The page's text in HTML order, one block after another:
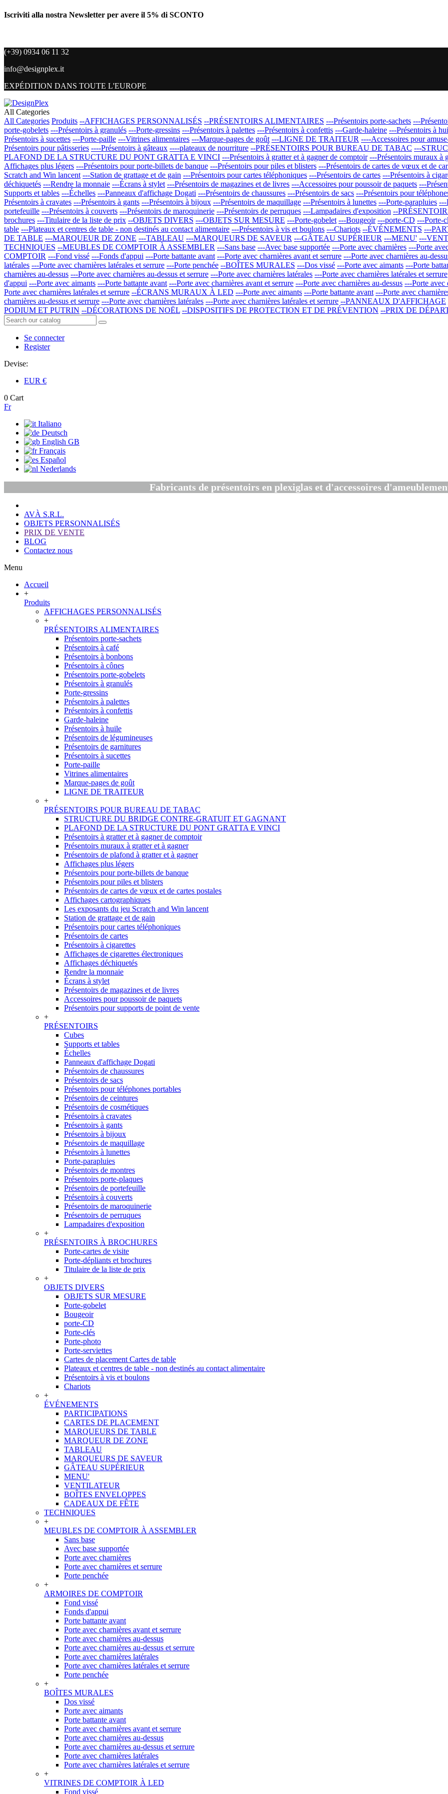
Iscriviti alla nostra Newsletter per avere il 5% di SCONTO
(+39) 0934 06 11 32
info@designplex.it
EXPÉDITION DANS TOUTE L'EUROPE
All Categories
All Categories Produits --AFFICHAGES PERSONNALISÉS --PRÉSENTOIRS ALIMENTAIRES ---Présentoirs porte-sachets ---
porte-gobelets ---Présentoirs à granulés ---Porte-gressins ---Présentoirs à palettes ---Présentoirs à confettis ---Garde-haleine ---Présentoirs à
Présentoirs à sucettes ---Porte-paille ---Vitrines alimentaires ---Marque-pages de goût ---LIGNE DE TRAITEUR ----Accessoires pour
Présentoirs pour pâtisseries ----Présentoirs à gâteaux ----plateaux de nourriture --PRÉSENTOIRS POUR BUREAU DE TABAC ---
PLAFOND DE LA STRUCTURE DU PONT GRATTA E VINCI ---Présentoirs à gratter et à gagner de comptoir ---Présentoirs muraux à
Affichages plus légers ---Présentoirs pour porte-billets de banque ---Présentoirs pour piles et blisters ---Présentoirs de cartes de vœux et de
Scratch and Win lancent ---Station de grattage et de gain ---Présentoirs pour cartes téléphoniques ---Présentoirs de cartes ---Présentoirs à
déchiquetés ---Rendre la monnaie ---Écrans à stylet ---Présentoirs de magazines et de livres ---Accessoires pour poussoir de paquets ---
Supports et tables ---Échelles ---Panneaux d'affichage Dogati ---Présentoirs de chaussures ---Présentoirs de sacs ---Présentoirs pour
Présentoirs à cravates ---Présentoirs à gants ---Présentoirs à bijoux ---Présentoirs de maquillage ---Présentoirs à lunettes ---Porte-parapluies ---
portefeuille ---Présentoirs à couverts ---Présentoirs de maroquinerie ---Présentoirs de perruques ---Lampadaires d'exposition --
brochures ---Titulaire de la liste de prix --OBJETS DIVERS ---OBJETS SUR MESURE ---Porte-gobelet ---Bougeoir ---porte-CD ---Porte-
table ---Plateaux et centres de table - non destinés au contact alimentaire ---Présentoirs à vis et boulons ---Chariots --ÉVÉNEMENTS ---
DE TABLE ---MARQUEUR DE ZONE ---TABLEAU ---MARQUEURS DE SAVEUR ---GÂTEAU SUPÉRIEUR ---MENU' ---
TECHNIQUES --MEUBLES DE COMPTOIR À ASSEMBLER ---Sans base ---Avec base supportée ---Porte avec charnières ---Porte
COMPTOIR ---Fond vissé ---Fonds d'appui ---Porte battante avant ---Porte avec charnières avant et serrure ---Porte avec charnières au-
latérales ---Porte avec charnières latérales et serrure ---Porte penchée --BOÎTES MURALES ---Dos vissé ---Porte avec aimants ---Porte
charnières au-dessus ---Porte avec charnières au-dessus et serrure ---Porte avec charnières latérales ---Porte avec charnières latérales et serrure
d'appui ---Porte avec aimants ---Porte battante avant ---Porte avec charnières avant et serrure ---Porte avec charnières au-dessus ---Porte avec
Porte avec charnières latérales et serrure --ÉCRANS MURAUX À LED ---Porte avec aimants ---Porte battante avant ---Porte avec
charnières au-dessus et serrure ---Porte avec charnières latérales ---Porte avec charnières latérales et serrure --PANNEAUX D'AFFICHAGE
PODIUM ET PUTRIN --DÉCORATIONS DE NOËL --DISPOSITIFS DE PROTECTION ET DE PRÉVENTION --PRIX DE
Se connecter
Register
Devise:
EUR €
0 Cart
Fr
Italiano
Deutsch
English GB
Français
Español
Nederlands
Fabricants de présentoirs en plexiglas et d'accessoires
AVÀ S.R.L.
OBJETS PERSONNALISÉS
PRIX DE VENTE
BLOG
Contactez nous
Menu
Accueil
+
Produits
AFFICHAGES PERSONNALISÉS
+
PRÉSENTOIRS ALIMENTAIRES
Présentoirs porte-sachets
Présentoirs à café
Présentoirs à bonbons
Présentoirs à cônes
Présentoirs porte-gobelets
Présentoirs à granulés
Porte-gressins
Présentoirs à palettes
Présentoirs à confettis
Garde-haleine
Présentoirs à huile
Présentoirs de légumineuses
Présentoirs de garnitures
Présentoirs à sucettes
Porte-paille
Vitrines alimentaires
Marque-pages de goût
LIGNE DE TRAITEUR
+
PRÉSENTOIRS POUR BUREAU DE TABAC
STRUCTURE DU BRIDGE CONTRE-GRATUIT ET GAGNANT
PLAFOND DE LA STRUCTURE DU PONT GRATTA E VINCI
Présentoirs à gratter et à gagner de comptoir
Présentoirs muraux à gratter et à gagner
Présentoirs de plafond à gratter et à gagner
Affichages plus légers
Présentoirs pour porte-billets de banque
Présentoirs pour piles et blisters
Présentoirs de cartes de vœux et de cartes postales
Affichages cartographiques
Les exposants du jeu Scratch and Win lancent
Station de grattage et de gain
Présentoirs pour cartes téléphoniques
Présentoirs de cartes
Présentoirs à cigarettes
Affichages de cigarettes électroniques
Affichages déchiquetés
Rendre la monnaie
Écrans à stylet
Présentoirs de magazines et de livres
Accessoires pour poussoir de paquets
Présentoirs pour supports de point de vente
+
PRÉSENTOIRS
Cubes
Supports et tables
Échelles
Panneaux d'affichage Dogati
Présentoirs de chaussures
Présentoirs de sacs
Présentoirs pour téléphones portables
Présentoirs de ceintures
Présentoirs de cosmétiques
Présentoirs à cravates
Présentoirs à gants
Présentoirs à bijoux
Présentoirs de maquillage
Présentoirs à lunettes
Porte-parapluies
Présentoirs de montres
Présentoirs porte-plaques
Présentoirs de portefeuille
Présentoirs à couverts
Présentoirs de maroquinerie
Présentoirs de perruques
Lampadaires d'exposition
+
PRÉSENTOIRS À BROCHURES
Porte-cartes de visite
Porte-dépliants et brochures
Titulaire de la liste de prix
+
OBJETS DIVERS
OBJETS SUR MESURE
Porte-gobelet
Bougeoir
porte-CD
Porte-clés
Porte-photo
Porte-serviettes
Cartes de placement Cartes de table
Plateaux et centres de table - non destinés au contact alimentaire
Présentoirs à vis et boulons
Chariots
+
ÉVÉNEMENTS
PARTICIPATIONS
CARTES DE PLACEMENT
MARQUEURS DE TABLE
MARQUEUR DE ZONE
TABLEAU
MARQUEURS DE SAVEUR
GÂTEAU SUPÉRIEUR
MENU'
VENTILATEUR
BOÎTES ENVELOPPES
CADEAUX DE FÊTE
TECHNIQUES
+
MEUBLES DE COMPTOIR À ASSEMBLER
Sans base
Avec base supportée
Porte avec charnières
Porte avec charnières et serrure
Porte penchée
+
ARMOIRES DE COMPTOIR
Fond vissé
Fonds d'appui
Porte battante avant
Porte avec charnières avant et serrure
Porte avec charnières au-dessus
Porte avec charnières au-dessus et serrure
Porte avec charnières latérales
Porte avec charnières latérales et serrure
Porte penchée
+
BOÎTES MURALES
Dos vissé
Porte avec aimants
Porte battante avant
Porte avec charnières avant et serrure
Porte avec charnières au-dessus
Porte avec charnières au-dessus et serrure
Porte avec charnières latérales
Porte avec charnières latérales et serrure
+
VITRINES DE COMPTOIR À LED
Fond vissé